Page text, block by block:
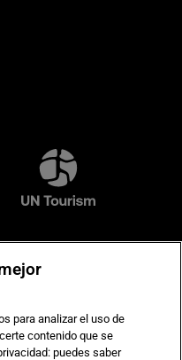
para analizar el uso de
contenido que se
puedes saber